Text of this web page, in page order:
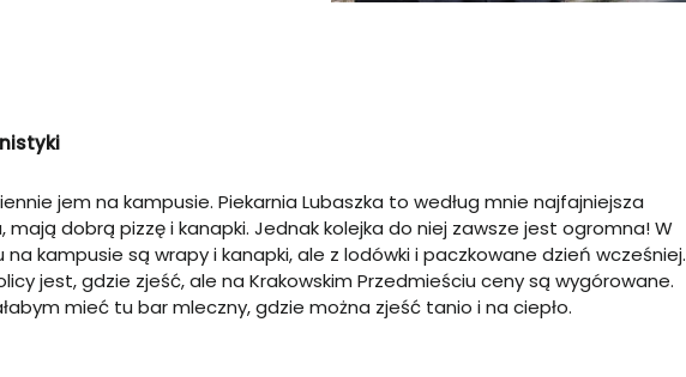
jem na kampusie. Piekarnia Lubaszka to według mnie najfajniejsza
mają dobrą pizzę i kanapki. Jednak kolejka do niej zawsze jest ogromna! W
na kampusie są wrapy i kanapki, ale z lodówki i paczkowane dzień wcześniej.
jest, gdzie zjeść, ale na Krakowskim Przedmieściu ceny są wygórowane.
mieć tu bar mleczny, gdzie można zjeść tanio i na ciepło.